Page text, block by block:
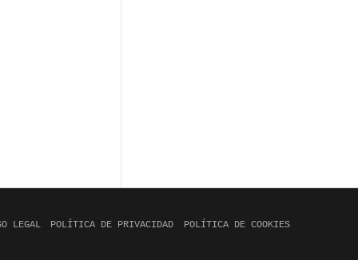
LEGAL POLÍTICA DE PRIVACIDAD POLÍTICA DE COOKIES